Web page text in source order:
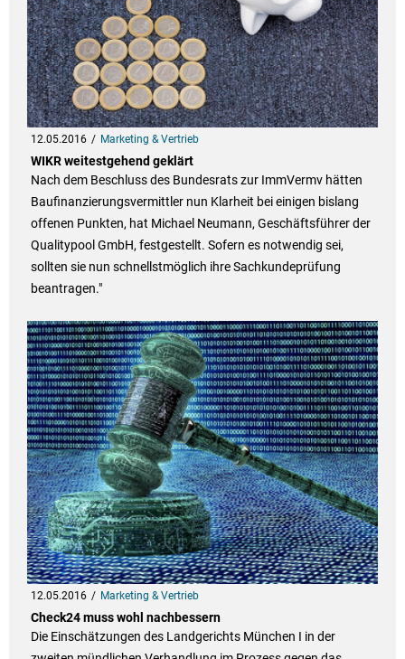
12.05.2016 Marketing & Vertrieb
WIKR weitestgehend geklärt
Nach dem Beschluss des Bundesrats zur ImmVermv hätten
Baufinanzierungsvermittler nun Klarheit bei einigen bislang
offenen Punkten, hat Michael Neumann, Geschäftsführer der
Qualitypool GmbH, festgestellt. Sofern es notwendig sei,
sollten sie nun schnellstmöglich ihre Sachkundeprüfung
beantragen."
12.05.2016 Marketing & Vertrieb
Check24 muss wohl nachbessern
Die Einschätzungen des Landgerichts München I in der